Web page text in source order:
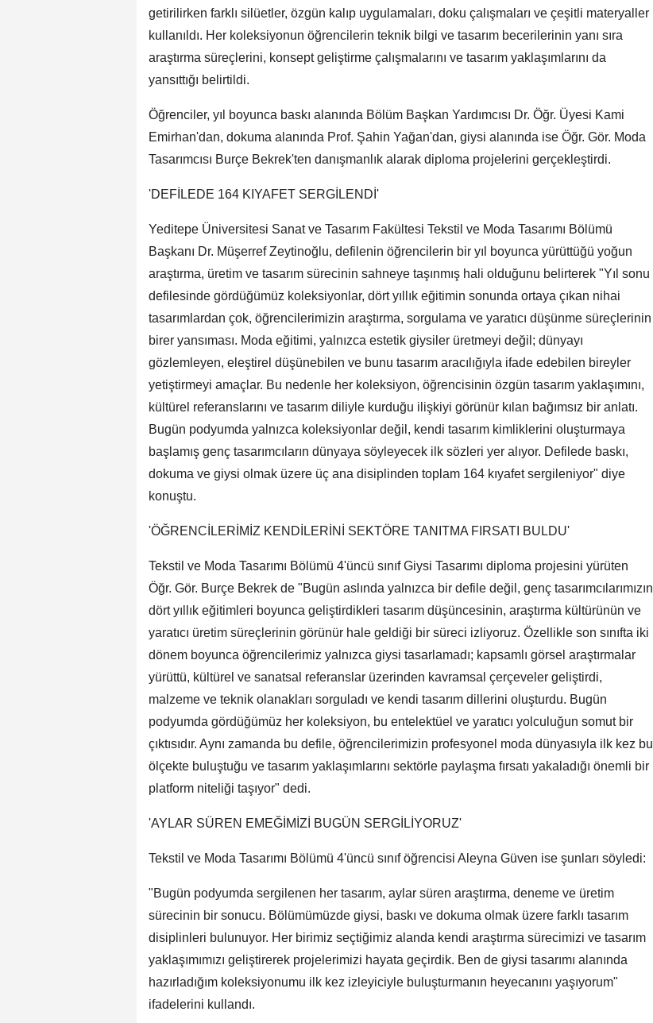
getirilirken farklı silüetler, özgün kalıp uygulamaları, doku çalışmaları ve çeşitli materyaller
kullanıldı. Her koleksiyonun öğrencilerin teknik bilgi ve tasarım becerilerinin yanı sıra
araştırma süreçlerini, konsept geliştirme çalışmalarını ve tasarım yaklaşımlarını da
yansıttığı belirtildi.
Öğrenciler, yıl boyunca baskı alanında Bölüm Başkan Yardımcısı Dr. Öğr. Üyesi Kami
Emirhan'dan, dokuma alanında Prof. Şahin Yağan'dan, giysi alanında ise Öğr. Gör. Moda
Tasarımcısı Burçe Bekrek'ten danışmanlık alarak diploma projelerini gerçekleştirdi.
'DEFİLEDE 164 KIYAFET SERGİLENDİ'
Yeditepe Üniversitesi Sanat ve Tasarım Fakültesi Tekstil ve Moda Tasarımı Bölümü
Başkanı Dr. Müşerref Zeytinoğlu, defilenin öğrencilerin bir yıl boyunca yürüttüğü yoğun
araştırma, üretim ve tasarım sürecinin sahneye taşınmış hali olduğunu belirterek "Yıl sonu
defilesinde gördüğümüz koleksiyonlar, dört yıllık eğitimin sonunda ortaya çıkan nihai
tasarımlardan çok, öğrencilerimizin araştırma, sorgulama ve yaratıcı düşünme süreçlerinin
birer yansıması. Moda eğitimi, yalnızca estetik giysiler üretmeyi değil; dünyayı
gözlemleyen, eleştirel düşünebilen ve bunu tasarım aracılığıyla ifade edebilen bireyler
yetiştirmeyi amaçlar. Bu nedenle her koleksiyon, öğrencisinin özgün tasarım yaklaşımını,
kültürel referanslarını ve tasarım diliyle kurduğu ilişkiyi görünür kılan bağımsız bir anlatı.
Bugün podyumda yalnızca koleksiyonlar değil, kendi tasarım kimliklerini oluşturmaya
başlamış genç tasarımcıların dünyaya söyleyecek ilk sözleri yer alıyor. Defilede baskı,
dokuma ve giysi olmak üzere üç ana disiplinden toplam 164 kıyafet sergileniyor" diye
konuştu.
'ÖĞRENCİLERİMİZ KENDİLERİNİ SEKTÖRE TANITMA FIRSATI BULDU'
Tekstil ve Moda Tasarımı Bölümü 4'üncü sınıf Giysi Tasarımı diploma projesini yürüten
Öğr. Gör. Burçe Bekrek de "Bugün aslında yalnızca bir defile değil, genç tasarımcılarımızın
dört yıllık eğitimleri boyunca geliştirdikleri tasarım düşüncesinin, araştırma kültürünün ve
yaratıcı üretim süreçlerinin görünür hale geldiği bir süreci izliyoruz. Özellikle son sınıfta iki
dönem boyunca öğrencilerimiz yalnızca giysi tasarlamadı; kapsamlı görsel araştırmalar
yürüttü, kültürel ve sanatsal referanslar üzerinden kavramsal çerçeveler geliştirdi,
malzeme ve teknik olanakları sorguladı ve kendi tasarım dillerini oluşturdu. Bugün
podyumda gördüğümüz her koleksiyon, bu entelektüel ve yaratıcı yolculuğun somut bir
çıktısıdır. Aynı zamanda bu defile, öğrencilerimizin profesyonel moda dünyasıyla ilk kez bu
ölçekte buluştuğu ve tasarım yaklaşımlarını sektörle paylaşma fırsatı yakaladığı önemli bir
platform niteliği taşıyor" dedi.
'AYLAR SÜREN EMEĞİMİZİ BUGÜN SERGİLİYORUZ'
Tekstil ve Moda Tasarımı Bölümü 4'üncü sınıf öğrencisi Aleyna Güven ise şunları söyledi:
"Bugün podyumda sergilenen her tasarım, aylar süren araştırma, deneme ve üretim
sürecinin bir sonucu. Bölümümüzde giysi, baskı ve dokuma olmak üzere farklı tasarım
disiplinleri bulunuyor. Her birimiz seçtiğimiz alanda kendi araştırma sürecimizi ve tasarım
yaklaşımımızı geliştirerek projelerimizi hayata geçirdik. Ben de giysi tasarımı alanında
hazırladığım koleksiyonumu ilk kez izleyiciyle buluşturmanın heyecanını yaşıyorum"
ifadelerini kullandı.